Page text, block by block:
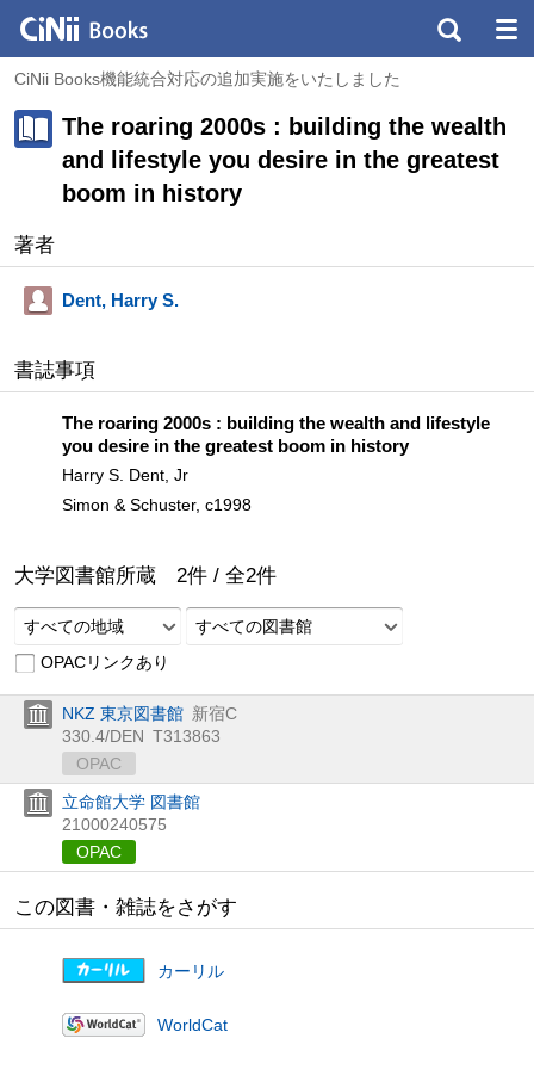
CiNii Books機能統合対応の追加実施をいたしました
The roaring 2000s : building the wealth
and lifestyle you desire in the greatest
boom in history
著者
Dent, Harry S.
書誌事項
The roaring 2000s : building the wealth and lifestyle
you desire in the greatest boom in history
Harry S. Dent, Jr
Simon & Schuster, c1998
大学図書館所蔵 2件 / 全2件
すべての地域
すべての図書館
OPACリンクあり
NKZ 東京図書館 新宿C
330.4/DEN T313863
OPAC
立命館大学 図書館
21000240575
OPAC
この図書・雑誌をさがす
カーリル
WorldCat